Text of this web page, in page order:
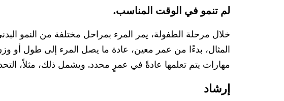
لم تنمو في الوقت المناسب.
خلال مرحلة الطفولة، يمر المرء بمراحل مختلفة من النمو
المثال، بدءًا من عمر معين، عادة ما يصل المرء إلى طول أو
مهارات يتم تعلمها عادةً في عمرٍ محدد. ويشمل ذلك، مثلاً،
إرشاد